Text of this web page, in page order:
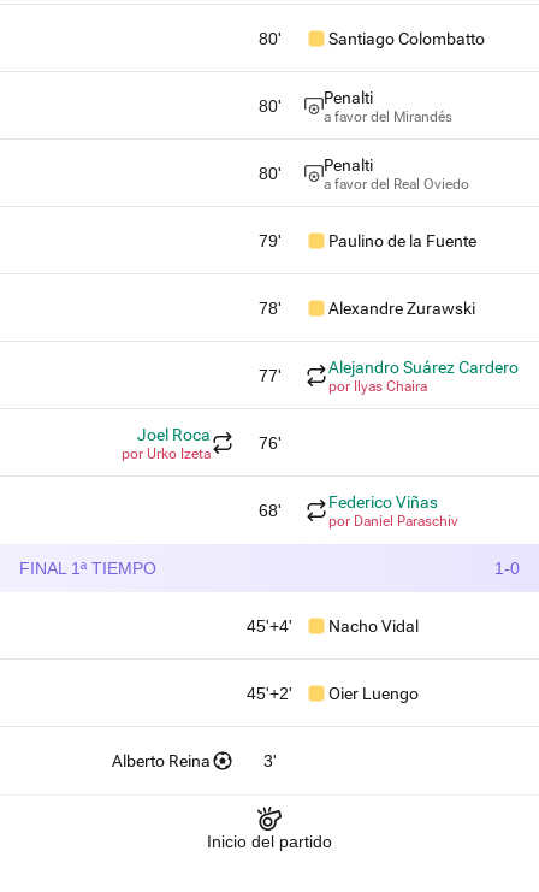
80' Santiago Colombatto
80' Penalti
a favor del Mirandés
80' Penalti
a favor del Real Oviedo
79' Paulino de la Fuente
78' Alexandre Zurawski
77' Alejandro Suárez Cardero
por Ilyas Chaira
Joel Roca
por Urko Izeta
76'
68' Federico Viñas
por Daniel Paraschiv
FINAL 1ª TIEMPO 1-0
45'+4' Nacho Vidal
45'+2' Oier Luengo
Alberto Reina 3'
Inicio del partido